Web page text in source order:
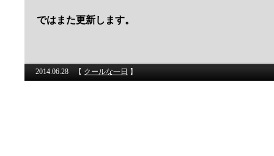
ではまた更新します。
2014.06.28 【 クールな一日 】